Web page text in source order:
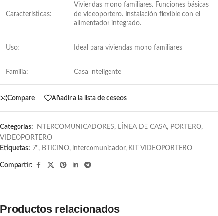
Características:
Viviendas mono familiares. Funciones básicas
de videoportero. Instalación flexible con el
alimentador integrado.
Uso: Ideal para viviendas mono familiares
Familia: Casa Inteligente
Compare Añadir a la lista de deseos
Categorías: INTERCOMUNICADORES, LÍNEA DE CASA, PORTERO,
VIDEOPORTERO
Etiquetas: 7'', BTICINO, intercomunicador, KIT VIDEOPORTERO
Compartir:
Productos relacionados